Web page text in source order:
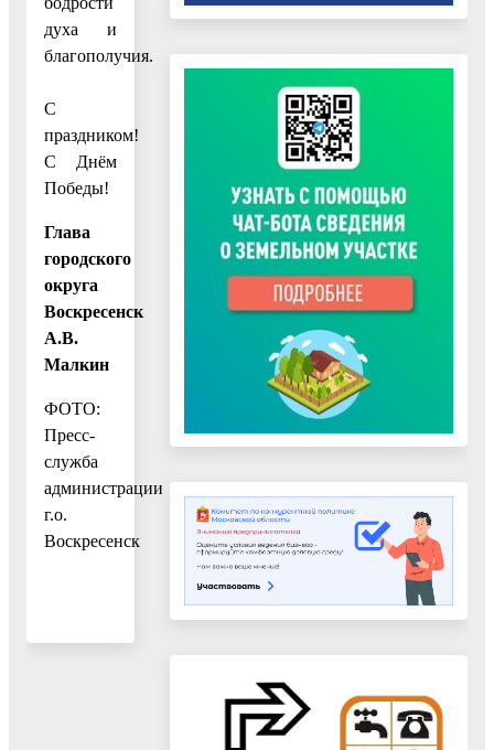
духа и
благополучия.
С
праздником!
С Днём
Победы!
Глава
городского
округа
Воскресенск
А.В.
Малкин
ФОТО:
Пресс-
служба
администрации
г.о.
Воскресенск